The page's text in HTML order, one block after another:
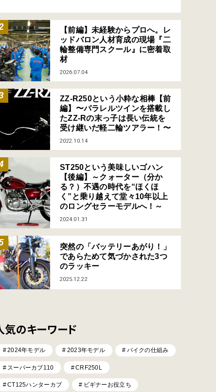
【前編】未経験からプロへ。レ
ッドバロン人材育成の現場『二
輪整備専門スクール』に密着取
材
2026.07.04
ZZ-R250という小粋な相棒【前
編】〜パラレルツインを搭載し
たZZ-Rの末っ子は長い伝統を
受け継いだ軽二輪ツアラー！〜
2022.10.14
ST250という美味しいゴハン
【後編】～クォーター（分か
る？）不遇の時代を“ほくほ
く”と乗り越えて堂々10年以上
のロングセラーモデルへ！～
2024.01.31
突然の「バッテリーあがり！」
であらためて気づかされた3つ
のラッキー
2025.12.22
気のキーワード
2024年モデル 2023年モデル バイクの仕組み
スーパーカブ110 CRF250L
CT125ハンターカブ ビギナーお役立ち